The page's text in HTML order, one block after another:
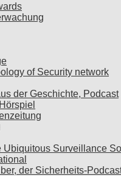
of Security network
der Geschichte, Podcast
Ubiquitous Surveillance
der Sicherheits-